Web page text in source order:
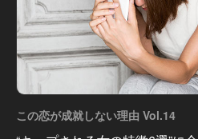
この恋が成就しない理由 Vol.14